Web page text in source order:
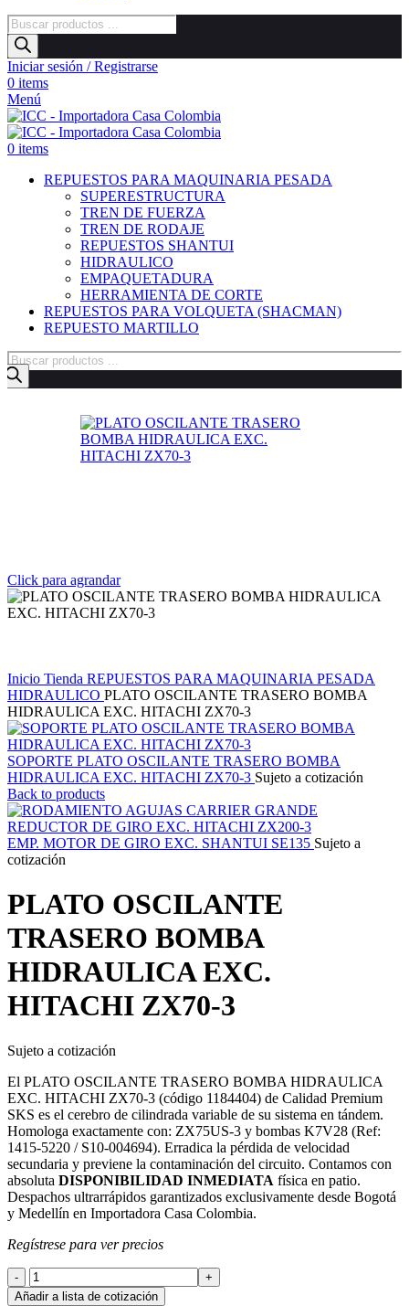
Búsqueda
de
productos
Iniciar sesión / Registrarse
0 items
Menú
0 items
REPUESTOS PARA MAQUINARIA PESADA
SUPERESTRUCTURA
TREN DE FUERZA
TREN DE RODAJE
REPUESTOS SHANTUI
HIDRAULICO
EMPAQUETADURA
HERRAMIENTA DE CORTE
REPUESTOS PARA VOLQUETA (SHACMAN)
REPUESTO MARTILLO
Búsqueda
de
productos
Click para agrandar
Inicio Tienda REPUESTOS PARA MAQUINARIA PESADA
HIDRAULICO PLATO OSCILANTE TRASERO BOMBA
HIDRAULICA EXC. HITACHI ZX70-3
SOPORTE PLATO OSCILANTE TRASERO BOMBA
HIDRAULICA EXC. HITACHI ZX70-3 Sujeto a cotización
Back to products
EMP. MOTOR DE GIRO EXC. SHANTUI SE135 Sujeto a
cotización
PLATO OSCILANTE
TRASERO BOMBA
HIDRAULICA EXC.
HITACHI ZX70-3
Sujeto a cotización
El PLATO OSCILANTE TRASERO BOMBA HIDRAULICA
EXC. HITACHI ZX70-3 (código 1184404) de Calidad Premium
SKS es el cerebro de cilindrada variable de su sistema en tándem.
Homologa exactamente con: ZX75US-3 y bombas K7V28 (Ref:
1415-5220 / S10-004694). Erradica la pérdida de velocidad
secundaria y previene la contaminación del circuito. Contamos con
absoluta DISPONIBILIDAD INMEDIATA física en patio.
Despachos ultrarrápidos garantizados exclusivamente desde Bogotá
y Medellín en Importadora Casa Colombia.
Regístrese para ver precios
PLATO
OSCILANTE
Añadir a lista de cotización